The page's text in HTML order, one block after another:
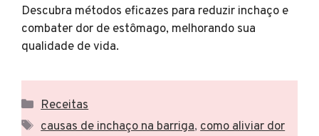
Descubra métodos eficazes para reduzir inchaço e
combater dor de estômago, melhorando sua
qualidade de vida.
Categorias
Receitas
Tags
causas de inchaço na barriga,como aliviar dor